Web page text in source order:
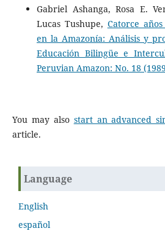
Gabriel Ashanga, Rosa E.
Lucas Tushupe, Catorce
en la Amazonía: Análisis y
Educación Bilingüe e
Peruvian Amazon: No. 18
You may also start an advanced
article.
Language
English
español